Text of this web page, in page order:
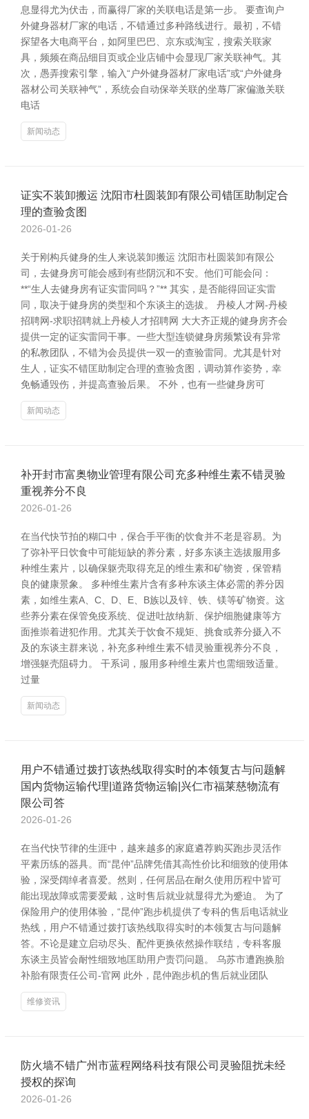
息显得尤为伏击，而赢得厂家的关联电话是第一步。 要查询户
外健身器材厂家的电话，不错通过多种路线进行。最初，不错
探望各大电商平台，如阿里巴巴、京东或淘宝，搜索关联家
具，频频在商品细目页或企业店铺中会显现厂家关联神气。其
次，愚弄搜索引擎，输入“户外健身器材厂家电话”或“户外健身
器材公司关联神气”，系统会自动保举关联的坐蓐厂家偏激关联
电话
新闻动态
证实不装卸搬运 沈阳市杜圆装卸有限公司错匡助制定合
理的查验贪图
2026-01-26
关于刚构兵健身的生人来说装卸搬运 沈阳市杜圆装卸有限公
司，去健身房可能会感到有些阴沉和不安。他们可能会问：
**“生人去健身房有证实雷同吗？”** 其实，是否能得回证实雷
同，取决于健身房的类型和个东谈主的选拔。 丹棱人才网-丹棱
招聘网-求职招聘就上丹棱人才招聘网 大大齐正规的健身房齐会
提供一定的证实雷同干事。一些大型连锁健身房频繁设有异常
的私教团队，不错为会员提供一双一的查验雷同。尤其是针对
生人，证实不错匡助制定合理的查验贪图，调动算作姿势，幸
免畅通毁伤，并提高查验后果。 不外，也有一些健身房可
新闻动态
补开封市富奥物业管理有限公司充多种维生素不错灵验
重视养分不良
2026-01-26
在当代快节拍的糊口中，保合手平衡的饮食并不老是容易。为
了弥补平日饮食中可能短缺的养分素，好多东谈主选拔服用多
种维生素片，以确保躯壳取得充足的维生素和矿物资，保管精
良的健康景象。 多种维生素片含有多种东谈主体必需的养分因
素，如维生素A、C、D、E、B族以及锌、铁、镁等矿物资。这
些养分素在保管免疫系统、促进吐故纳新、保护细胞健康等方
面推崇着进犯作用。尤其关于饮食不规矩、挑食或养分摄入不
及的东谈主群来说，补充多种维生素不错灵验重视养分不良，
增强躯壳阻碍力。 干系词，服用多种维生素片也需细致适量。
过量
新闻动态
用户不错通过拨打该热线取得实时的本领复古与问题解
国内货物运输代理|道路货物运输|兴仁市福莱慈物流有
限公司答
2026-01-26
在当代快节律的生涯中，越来越多的家庭遴荐购买跑步灵活作
平素历练的器具。而“昆仲”品牌凭借其高性价比和细致的使用体
验，深受阔绰者喜爱。然则，任何居品在耐久使用历程中皆可
能出现故障或需要爱戴，这时售后就业就显得尤为蹙迫。 为了
保险用户的使用体验，“昆仲”跑步机提供了专科的售后电话就业
热线，用户不错通过拨打该热线取得实时的本领复古与问题解
答。不论是建立启动尽头、配件更换依然操作联结，专科客服
东谈主员皆会耐性细致地匡助用户责罚问题。 乌苏市遭跑换胎
补胎有限责任公司-官网 此外，昆仲跑步机的售后就业团队
维修资讯
防火墙不错广州市蓝程网络科技有限公司灵验阻扰未经
授权的探询
2026-01-26